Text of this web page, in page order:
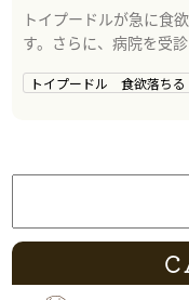
トイプードルが急に食
す。さらに、病院を受
トイプードル 食欲落ちる
検索